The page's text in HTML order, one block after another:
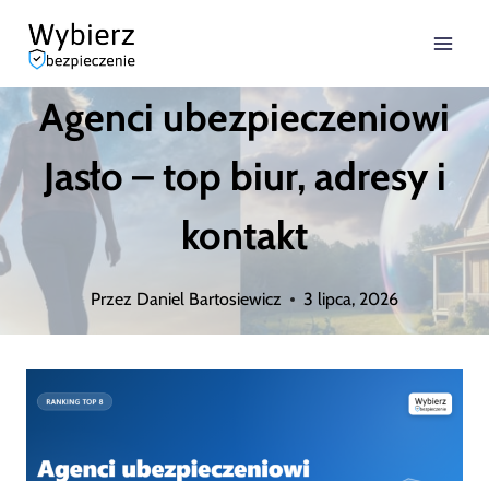
Przejdź
treściAgenci ubezpieczeniowi
Jasło – top biur, adresy i
kontakt
Przez Daniel Bartosiewicz 3 lipca, 2026